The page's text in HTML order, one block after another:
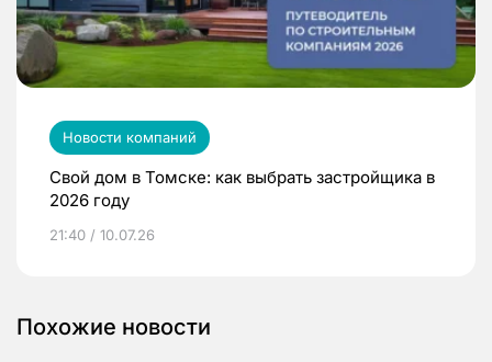
Новости компаний
Свой дом в Томске: как выбрать застройщика в
2026 году
21:40 / 10.07.26
Похожие новости